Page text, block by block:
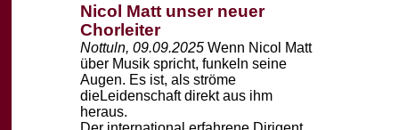
Nicol Matt unser neuer
Chorleiter
Nottuln, 09.09.2025 Wenn Nicol Matt
über Musik spricht, funkeln seine
Augen. Es ist, als ströme
dieLeidenschaft direkt aus ihm
heraus.